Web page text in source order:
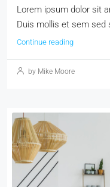
Lorem ipsum dolor sit
Duis mollis et sem sed
Continue reading
by Mike Moore